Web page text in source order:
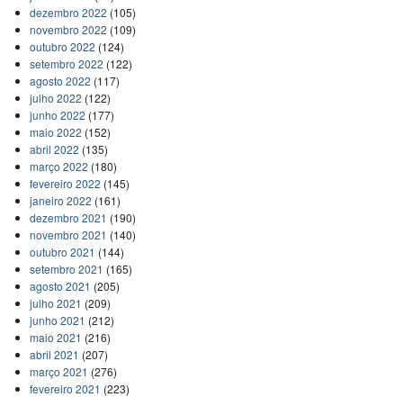
dezembro 2022 (105)
novembro 2022 (109)
outubro 2022 (124)
setembro 2022 (122)
agosto 2022 (117)
julho 2022 (122)
junho 2022 (177)
maio 2022 (152)
abril 2022 (135)
março 2022 (180)
fevereiro 2022 (145)
janeiro 2022 (161)
dezembro 2021 (190)
novembro 2021 (140)
outubro 2021 (144)
setembro 2021 (165)
agosto 2021 (205)
julho 2021 (209)
junho 2021 (212)
maio 2021 (216)
abril 2021 (207)
março 2021 (276)
fevereiro 2021 (223)